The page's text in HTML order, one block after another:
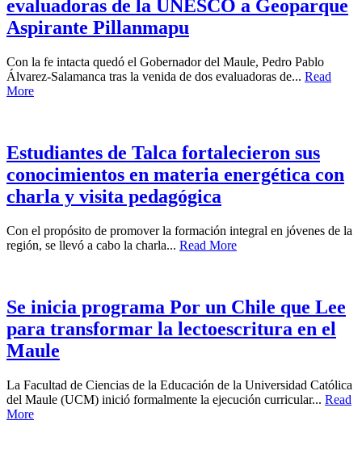
evaluadoras de la UNESCO a Geoparque
Aspirante Pillanmapu
Con la fe intacta quedó el Gobernador del Maule, Pedro Pablo
Álvarez-Salamanca tras la venida de dos evaluadoras de... Read
More
Estudiantes de Talca fortalecieron sus
conocimientos en materia energética con
charla y visita pedagógica
Con el propósito de promover la formación integral en jóvenes de la
región, se llevó a cabo la charla... Read More
Se inicia programa Por un Chile que Lee
para transformar la lectoescritura en el
Maule
La Facultad de Ciencias de la Educación de la Universidad Católica
del Maule (UCM) inició formalmente la ejecución curricular... Read
More